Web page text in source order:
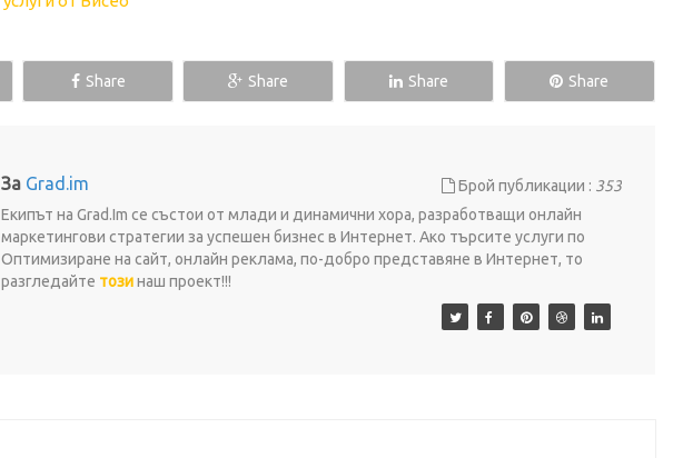
Share Share Share Share
За Grad.im Брой публикации : 353
Екипът на Grad.Im се състои от млади и динамични хора, разработващи онлайн
маркетингови стратегии за успешен бизнес в Интернет. Ако търсите услуги по
Оптимизиране на сайт, онлайн реклама, по-добро представяне в Интернет, то
разгледайте тозинаш проект!!!